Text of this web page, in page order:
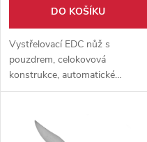
DO KOŠÍKU
Vystřelovací EDC nůž s
pouzdrem, celokovová
konstrukce, automatické
otevírání a lehká váha. Elegantní
pouzdro.